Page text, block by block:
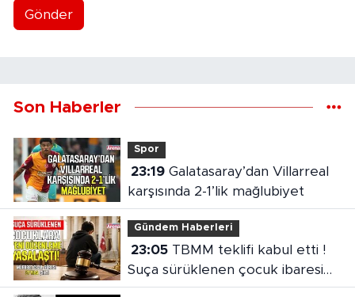
Gönder
Son Haberler
Spor
23:19Galatasaray’dan Villarreal
karşısında 2-1’lik mağlubiyet
Gündem Haberleri
23:05TBMM teklifi kabul etti !
Suça sürüklenen çocuk ibaresi
değişti